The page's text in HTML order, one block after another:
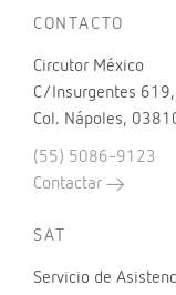
CONTACTO
Circutor México
C/Insurgentes
Col. Nápoles,
(55) 5086-9123
Contactar
SAT
Servicio de